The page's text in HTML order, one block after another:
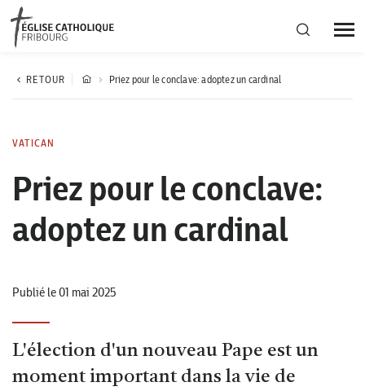
Région diocésaine
Agenda
Corporation cantonale
RETOUR Priez pour le conclave: adoptez un cardinal
VATICAN
Priez pour le conclave:
adoptez un cardinal
Publié le 01 mai 2025
L'élection d'un nouveau Pape est un
moment important dans la vie de